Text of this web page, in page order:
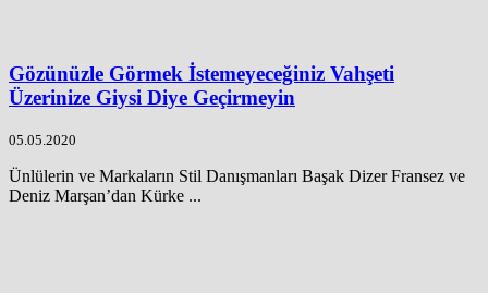
Gözünüzle Görmek İstemeyeceğiniz Vahşeti
Üzerinize Giysi Diye Geçirmeyin
05.05.2020
Ünlülerin ve Markaların Stil Danışmanları Başak Dizer Fransez ve
Deniz Marşan’dan Kürke ...